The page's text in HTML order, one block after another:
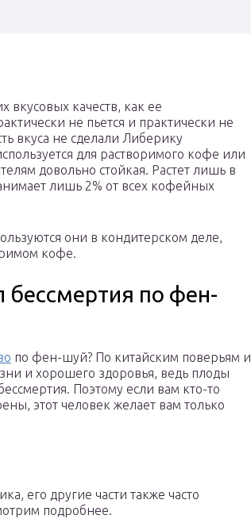
вкусовых качеств, как ее
не пьется и практически не
вкуса не сделали Либерику
для растворимого кофе или
довольно стойкая. Растет лишь в
лишь 2% от всех кофейных
они в кондитерском деле,
кофе.
бессмертия по фен-
по фен-шуй? По китайским поверьям и
и хорошего здоровья, ведь плоды
Поэтому если вам кто-то
этот человек желает вам только
его другие части также часто
подробнее.